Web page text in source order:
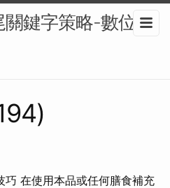
關鍵字策略-數位行
在使用本品或任何膳食補充